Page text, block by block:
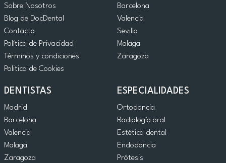
Sobre Nosotros
Blog de DocDental
Contacto
Política de Privacidad
Términos y condiciones
Politica de Cookies
Barcelona
Valencia
Sevilla
Malaga
Zaragoza
DENTISTAS
Madrid
Barcelona
Valencia
Malaga
Zaragoza
ESPECIALIDADES
Ortodoncia
Radiología oral
Estética dental
Endodoncia
Prótesis